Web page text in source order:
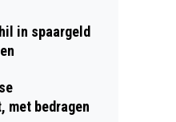
in spaargeld
met bedragen